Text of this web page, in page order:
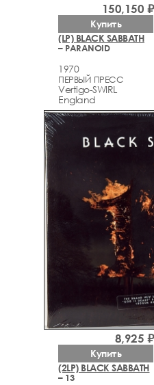
(LP) BLACK SABBATH
– PARANOID
1970
ПЕРВЫЙ ПРЕСС
Vertigo-SWIRL
England
150,150 ₽
Купить
(2LP) BLACK SABBATH
– 13
8,925 ₽
Купить